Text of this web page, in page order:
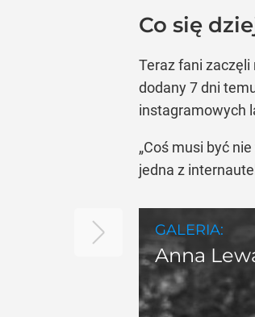
Co się
Teraz fani
dodany 7 dni
instagramowych
„Coś musi być
jedna z